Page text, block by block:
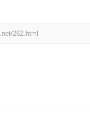
262.html